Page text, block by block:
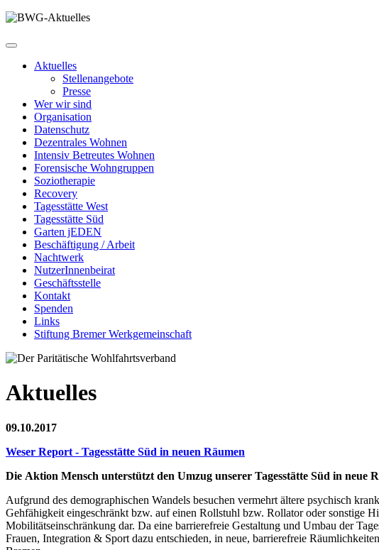
Aktuelles
Stellenangebote
Presse
Wer wir sind
Organisation
Datenschutz
Dezentrales Wohnen
Intensiv Betreutes Wohnen
Forensische Wohngruppen
Soziotherapie
Recovery
Tagesstätte West
Tagesstätte Süd
Garten jEDEN
Beschäftigung / Arbeit
Nachtwerk
NutzerInnenbeirat
Geschäftsstelle
Kontakt
Spenden
Links
Stiftung Bremer Werkgemeinschaft
Aktuelles
09.10.2017
Weser Report - Tagesstätte Süd in neuen Räumen
Die Aktion Mensch unterstützt den Umzug unserer Tagesstätte Süd in neue
Aufgrund des demographischen Wandels besuchen vermehrt ältere psychisch
Gehfähigkeit eingeschränkt bzw. auf einen Rollstuhl bzw. Rollator oder sonstige
Mobilitätseinschränkung dar. Da eine barrierefreie Gestaltung und Umbau der
Frauen, Integration & Sport dazu entschieden, in neue, barrierefreie